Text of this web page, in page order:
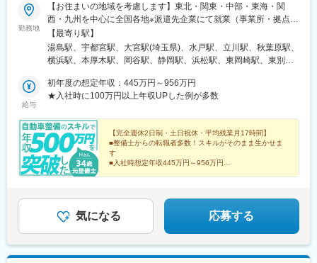
神南駅、辛島町駅、南公園駅、湊川駅、小路駅、常盤駅(岡山県)、
横川駅、谷町四丁目駅、舟入幸町駅、大小路駅、亀戸駅、中津駅
(地下鉄)、六本木一丁目駅、ＪＲ難波駅、観月橋駅、海老江駅、中
之島駅、なにわ橋駅、甘木駅(甘木鉄道線)、住之江公園駅、上前津
駅、久屋大通駅、平沼橋駅、国道駅、蒔田駅、赤羽岩淵駅、セン
駅、北１２条駅、あおば通駅、新千葉駅、神谷町駅、新高島駅、
日吉町駅、新浜松駅、名鉄名古屋駅、梅田駅(地下鉄)、富山駅、京
駅、西辛島町駅、市民広場駅、三滝駅、舟入本町駅、花田口駅、
麻布十番駅、大国町駅、桃山御陵前駅、野田駅(阪神線)、肥後橋
駅、北浜駅(大阪府)、伏見駅(愛知県)、西横浜駅、龍谷富山高校
前、五島町駅
勤務地
【お住まいの地域を考慮します】東北・関東・中部・東海・関
西・九州を中心に全国各地※派遣先企業にて就業（事業所・拠点に
ついては下記「勤務地一覧」を参照ください）※異動等で勤務地に
変更がある場合の範囲：当社における各部署及び各拠点等、当社
の定める場所。詳細は就業条件明示書に記載。■経験者採用のうち
（費用：月2～4万円）※自宅通勤できない場合は会社にて寮・社
宅を用意いたします。【受動喫煙対策】当社拠点：各事業所で対
【最寄り駅】
湯島駅、宇都宮駅、大宮駅(埼玉県)、水戸駅、立川駅、秋葉原駅、
横浜駅、本厚木駅、岡谷駅、静岡駅、浜松駅、東岡崎駅、東別院
駅(阪神)、広島駅、祇園駅(福岡県)、花畑町駅、上野広小路駅、岩
本町駅、神奈川駅、近鉄四日市駅、京都駅、末広町駅(東京都)、反
給与
初年度の想定年収：445万円～956万円
★入社時に100万円以上年収UPした例が多数
【完全週休2日制・土日祝休・平均残業月17時間】
■整備士からの転職者多数！スキルがそのまま生かせま
す
■入社時想定年収445万円～956万円
気になる 応募する